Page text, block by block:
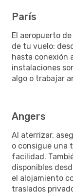
París
El aeropuerto
de tu vuelo:
hasta conexión
instalaciones
algo o trabajar
Angers
Al aterrizar,
o consigue una
facilidad.
disponibles
el alojamiento
traslados